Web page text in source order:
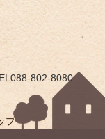
802-8080
プ